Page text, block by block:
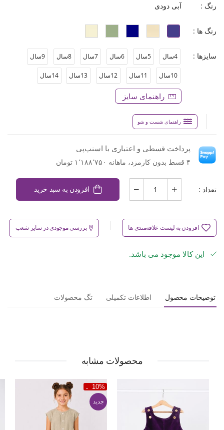
رنگ : آبی دودی
رنگ ها :
سایزها : 4سال 5سال 6سال 7سال 8سال 9سال
10سال 11سال 12سال 13سال 14سال
راهنمای سایز
راهنمای شست و شو
پرداخت قسطی و اعتباری با اسنپ‌پی
۴ قسط بدون کارمزد، ماهانه ۱٬۱۸۸٬۷۵۰ تومان
تعداد : افزودن به سبد خرید
افزودن به لیست علاقه‌مندی ها بررسی موجودی در سایر شعب
این کالا موجود می باشد.
توضیحات محصول اطلاعات تکمیلی تگ محصولات
محصولات مشابه
10%
جدید